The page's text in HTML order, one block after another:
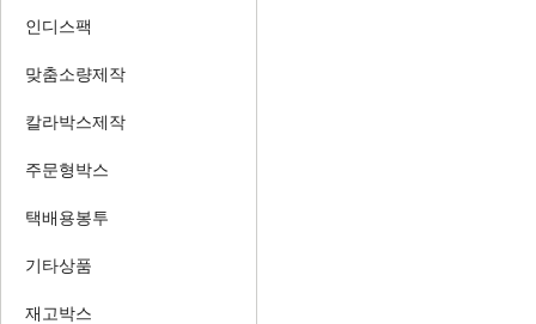
인디스팩
맞춤소량제작
칼라박스제작
주문형박스
택배용봉투
기타상품
재고박스